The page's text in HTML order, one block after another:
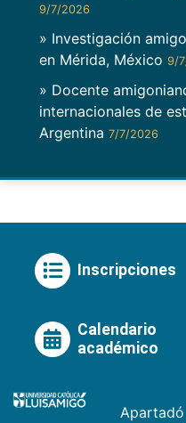
9/7/2026
» Investigación
en Mérida, México 9/
» Docente
internacionales de
Argentina 7/7/2026
Inscripciones
Calendario
académico
Apartadó